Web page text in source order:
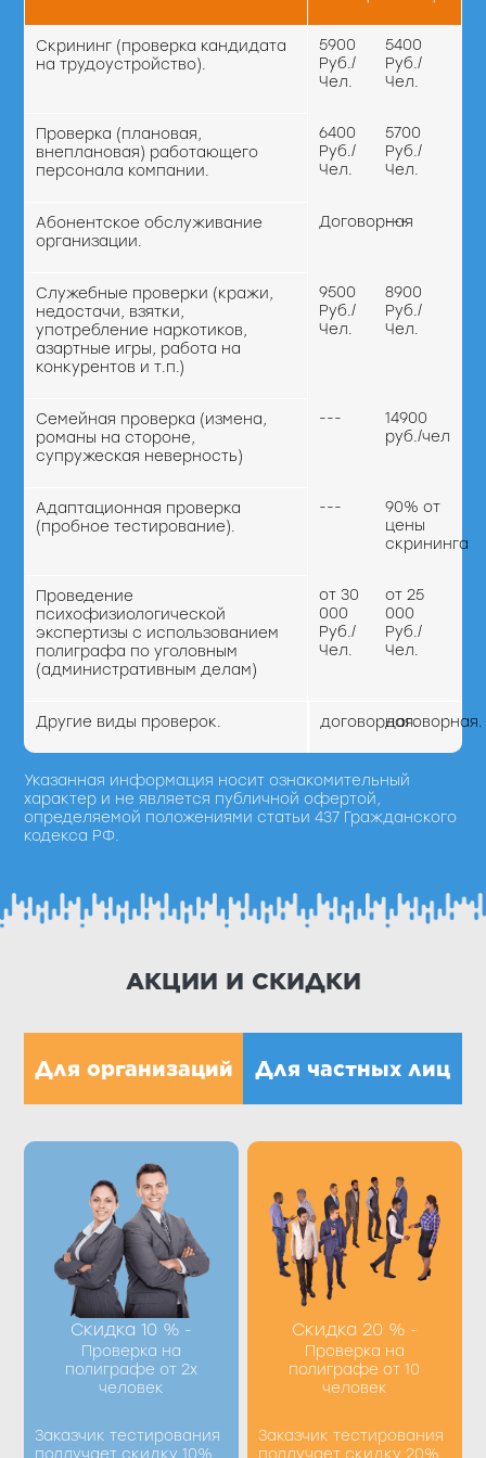
Скрининг (проверка кандидата
на трудоустройство).
5900
Руб./
Чел.
5400
Руб./
Чел.
Проверка (плановая,
внеплановая) работающего
персонала компании.
6400
Руб./
Чел.
5700
Руб./
Чел.
Абонентское обслуживание
организации.
Договорная
---
Служебные проверки (кражи,
недостачи, взятки,
употребление наркотиков,
азартные игры, работа на
конкурентов и т.п.)
9500
Руб./
Чел.
8900
Руб./
Чел.
Семейная проверка (измена,
романы на стороне,
супружеская неверность)
---
14900
руб./чел
Адаптационная проверка
(пробное тестирование).
---
90% от
цены
скрининга
Проведение
психофизиологической
экспертизы с использованием
полиграфа по уголовным
(административным делам)
от 30
000
Руб./
Чел.
от 25
000
Руб./
Чел.
Другие виды проверок. договорная.договорная.
Указанная информация носит ознакомительный
характер и не является публичной офертой,
определяемой положениями статьи 437 Гражданского
кодекса РФ.
АКЦИИ И СКИДКИ
Для организаций Для частных лиц
Скидка 10 % -
Проверка на
полиграфе от 2х
человек
Заказчик тестирования
поллучает скидку 10%
Получить скидку Вы
можете при
оформлении
процедуры по
телефону +7 (8412) 39-
98-77 или заполнив
форму на сайте
Получить
Скидка 20 % -
Проверка на
полиграфе от 10
человек
Заказчик тестирования
поллучает скидку 20%
Получить скидку Вы
можете при
оформлении
процедуры по
телефону +7 (8412) 39-
98-77 или заполнив
форму на сайте
Получить